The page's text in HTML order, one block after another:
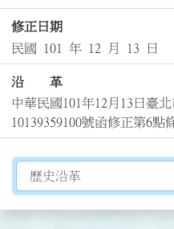
修正日期
民國 101 年 12 月 13 日
沿 革
中華民國101年12月13日臺
10139359100號函修正第6點
切換選擇法規資訊內容